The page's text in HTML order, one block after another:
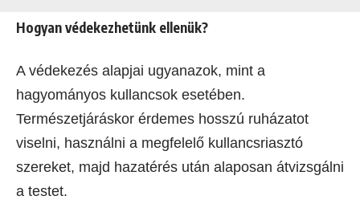
Hogyan védekezhetünk ellenük?
A védekezés alapjai ugyanazok, mint a
hagyományos kullancsok esetében.
Természetjáráskor érdemes hosszú ruházatot
viselni, használni a megfelelő kullancsriasztó
szereket, majd hazatérés után alaposan átvizsgálni
a testet.